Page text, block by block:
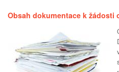
Obsah dokumentace k